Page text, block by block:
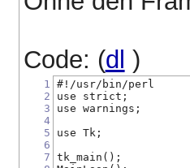
Code: (dl )
1
2
3
4
5
6
7
#!/usr/bin/perl
use strict;
use warnings;
use Tk;
tk_main();